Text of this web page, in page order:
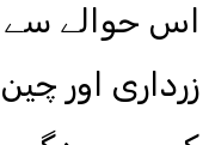
اس حوالے
زرداری اور